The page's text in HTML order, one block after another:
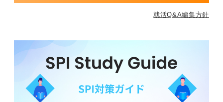
就活Q&A編集方針